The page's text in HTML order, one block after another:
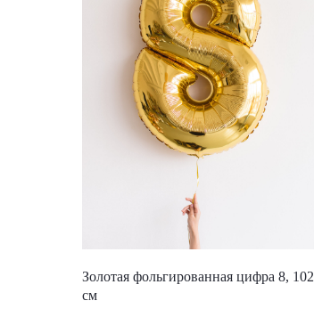
Золотая фольгированная цифра 8, 102
см